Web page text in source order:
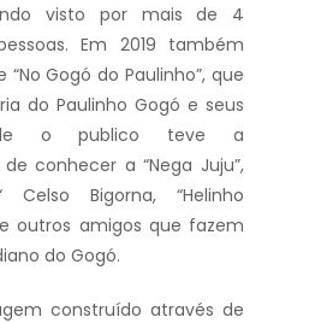
visto por mais de 4
Em 2019 também
Gogó do Paulinho”, que
do Paulinho Gogó e seus
o publico teve a
conhecer a “Nega Juju”,
Celso Bigorna, “Helinho
outros amigos que fazem
do Gogó.
construído através de